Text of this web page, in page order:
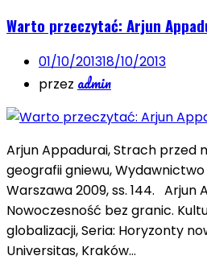
Warto przeczytać: Arjun
01/10/201318/10/2013
przez admin
Arjun Appadurai, Strach przed
geografii gniewu, Wydawnictwo
Warszawa 2009, ss. 144. Arjun
Nowoczesność bez granic.
globalizacji, Seria: Horyzonty
Universitas, Kraków…